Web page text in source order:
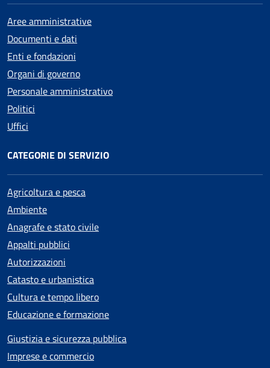
Aree amministrative
Documenti e dati
Enti e fondazioni
Organi di governo
Personale amministrativo
Politici
Uffici
CATEGORIE DI SERVIZIO
Agricoltura e pesca
Ambiente
Anagrafe e stato civile
Appalti pubblici
Autorizzazioni
Catasto e urbanistica
Cultura e tempo libero
Educazione e formazione
Giustizia e sicurezza pubblica
Imprese e commercio